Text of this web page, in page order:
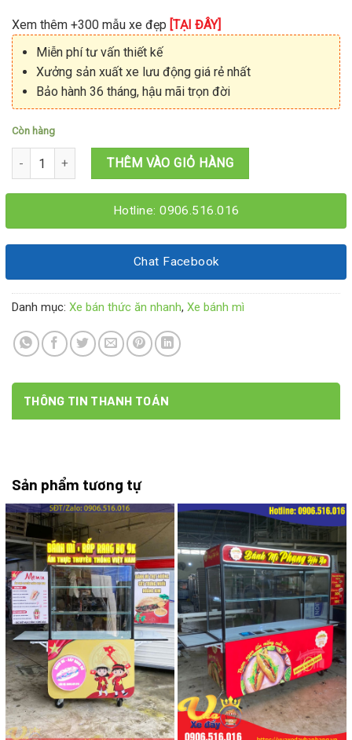
Xem thêm +300 mẫu xe đẹp [TẠI ĐÂY]
Miễn phí tư vấn thiết kế
Xưởng sản xuất xe lưu động giá rẻ nhất
Bảo hành 36 tháng, hậu mãi trọn đời
Còn hàng
Xe bán mì trộn 1M2x60x1M95 số lượng
THÊM VÀO GIỎ HÀNG
Hotline: 0906.516.016
Chat Facebook
Danh mục: Xe bán thức ăn nhanh, Xe bánh mì
THÔNG TIN THANH TOÁN
Sản phẩm tương tự